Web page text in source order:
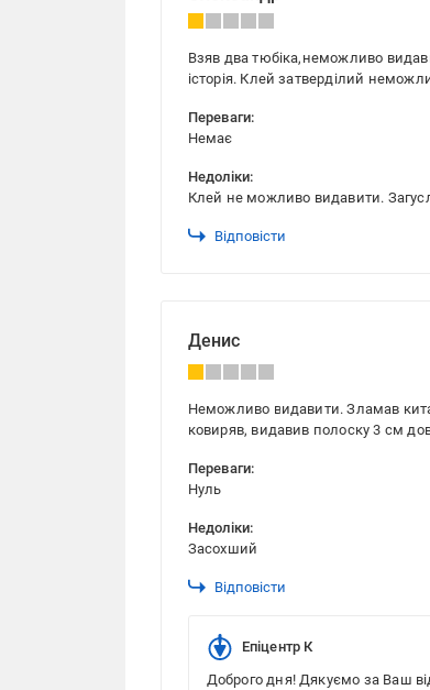
Взяв два тюбіка,неможливо
історія. Клей затверділий
Переваги:
Немає
Недоліки:
Клей не можливо видавити.
Відповісти
Денис
Неможливо видавити. Зламав
ковиряв, видавив полоску 3 см
Переваги:
Нуль
Недоліки:
Засохший
Відповісти
Епіцентр К
Доброго дня! Дякуємо за Ваш